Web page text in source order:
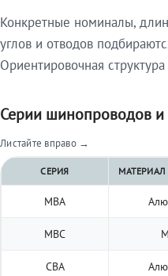
Конкретные номиналы,
углов и отводов
Ориентировочная
Серии шинопроводов
Листайте вправо →
СЕРИЯ
МВА
МВС
СВА